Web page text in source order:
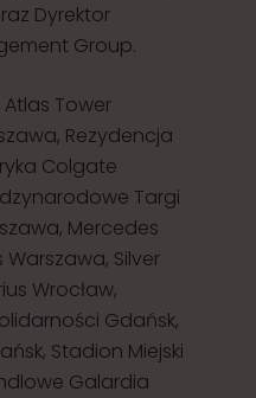
Dyrektor
Group.
Tower
Rezydencja
Colgate
Targi
Mercedes
Warszawa, Silver
Wrocław,
Gdańsk,
Stadion Miejski
Galardia